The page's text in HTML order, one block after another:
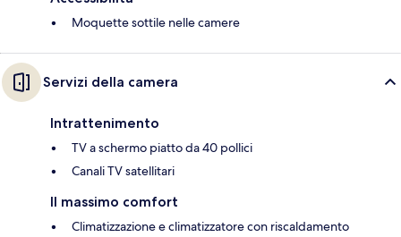
Moquette sottile nelle camere
Servizi della camera
Intrattenimento
TV a schermo piatto da 40 pollici
Canali TV satellitari
Il massimo comfort
Climatizzazione e climatizzatore con riscaldamento